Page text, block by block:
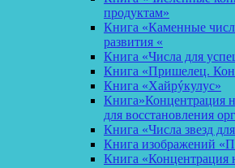
продуктам»
Книга «Каменные
развития «
Книга «Числа для
Книга «Пришелец.
Книга «Хайрýкулус»
Книга»Концентрация
для восстановления
Книга «Числа звезд
Книга изображений
Книга «Концентрация